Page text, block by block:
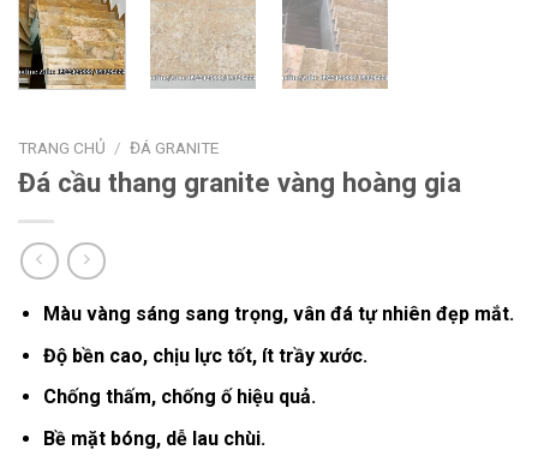
TRANG CHỦ / ĐÁ GRANITE
Đá cầu thang granite vàng hoàng gia
Màu vàng sáng sang trọng, vân đá tự nhiên đẹp mắt.
Độ bền cao, chịu lực tốt, ít trầy xước.
Chống thấm, chống ố hiệu quả.
Bề mặt bóng, dễ lau chùi.